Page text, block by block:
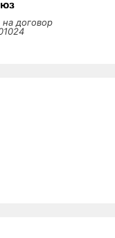
договор